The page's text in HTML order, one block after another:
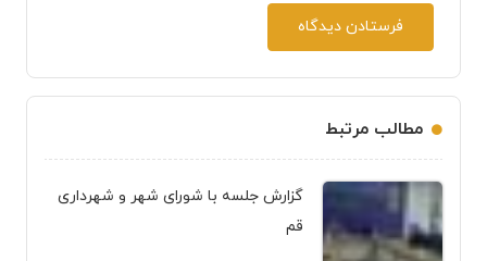
فرستادن دیدگاه
مطالب مرتبط
گزارش جلسه با شورای شهر و شهرداری
قم